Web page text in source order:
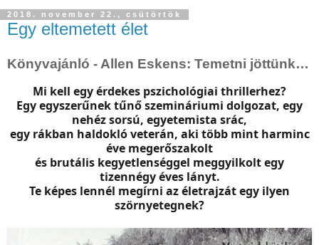
2018. november 22., csütörtök
Egy eltemetett élet
Könyvajánló - Allen Eskens: Temetni jöttünk…
Mi kell egy érdekes pszichológiai thrillerhez?
Egy egyszerűnek tűnő szemináriumi dolgozat, egy
nehéz sorsú, egyetemista srác,
egy rákban haldokló veterán, aki több mint harminc
éve megerőszakolt
és brutális kegyetlenséggel meggyilkolt egy
tizennégy éves lányt.
Te képes lennél megírni az életrajzát egy ilyen
szörnyetegnek?